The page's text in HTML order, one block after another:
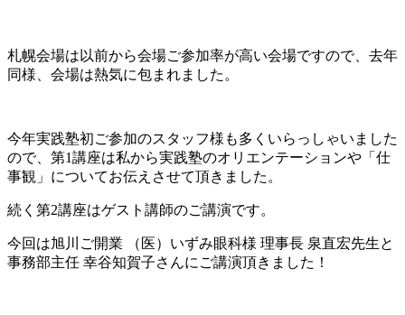
札幌会場は以前から会場ご参加率が高い会場ですので、去年
同様、会場は熱気に包まれました。
今年実践塾初ご参加のスタッフ様も多くいらっしゃいました
ので、第1講座は私から実践塾のオリエンテーションや「仕
事観」についてお伝えさせて頂きました。
続く第2講座はゲスト講師のご講演です。
今回は旭川ご開業 （医）いずみ眼科様 理事長 泉直宏先生と
事務部主任 幸谷知賀子さんにご講演頂きました！